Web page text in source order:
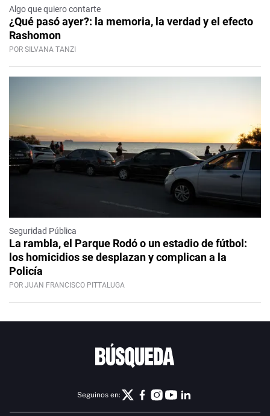
Algo que quiero contarte
¿Qué pasó ayer?: la memoria, la verdad y el efecto
Rashomon
POR SILVANA TANZI
Seguridad Pública
La rambla, el Parque Rodó o un estadio de fútbol:
los homicidios se desplazan y complican a la
Policía
POR JUAN FRANCISCO PITTALUGA
Seguinos en: